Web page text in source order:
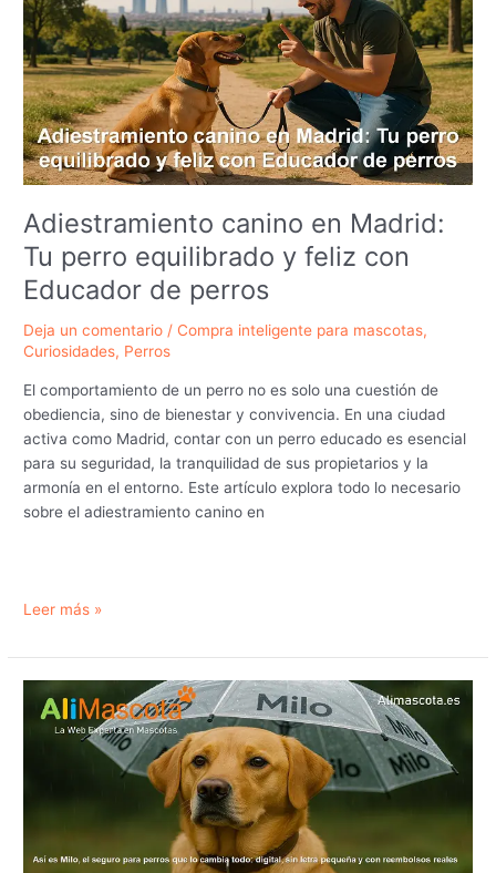
para
proteger
a
tu
mejor
amigo
Adiestramiento canino en Madrid:
Tu perro equilibrado y feliz con
Educador de perros
Deja un comentario / Compra inteligente para mascotas,
Curiosidades, Perros
El comportamiento de un perro no es solo una cuestión de
obediencia, sino de bienestar y convivencia. En una ciudad
activa como Madrid, contar con un perro educado es esencial
para su seguridad, la tranquilidad de sus propietarios y la
armonía en el entorno. Este artículo explora todo lo necesario
sobre el adiestramiento canino en
Adiestramiento
en
Madrid:
perro
equilibrado
Educador
Leer más »